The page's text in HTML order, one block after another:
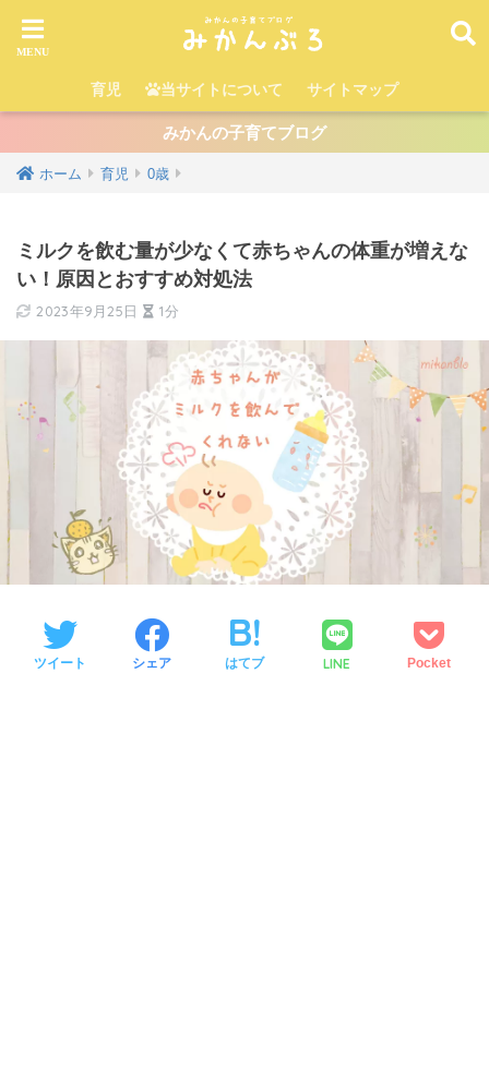
育児 当サイトについて サイトマップ
みかんの子育てブログ
ホーム 育児 0歳
ミルクを飲む量が少なくて赤ちゃんの体重が増えな
い！原因とおすすめ対処法
2023年9月25日 1分
ツイート シェア はてブ LINE Pocket